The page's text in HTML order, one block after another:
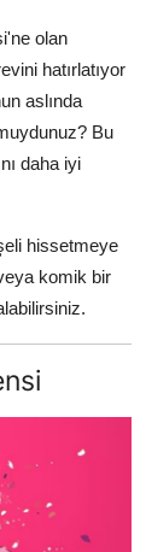
olan
hatırlatıyor
aslında
Bu
daha iyi
hissetmeye
komik bir